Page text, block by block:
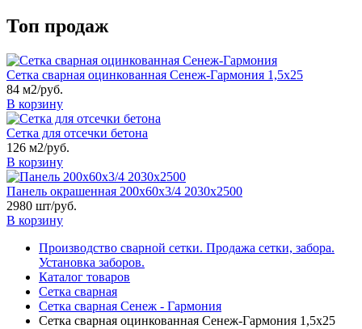
Топ продаж
Сетка сварная оцинкованная Сенеж-Гармония 1,5х25
84 м2/руб.
В корзину
Сетка для отсечки бетона
126 м2/руб.
В корзину
Панель окрашенная 200х60х3/4 2030х2500
2980 шт/руб.
В корзину
Производство сварной сетки. Продажа сетки, забора.
Установка заборов.
Каталог товаров
Сетка сварная
Сетка сварная Сенеж - Гармония
Сетка сварная оцинкованная Сенеж-Гармония 1,5х25